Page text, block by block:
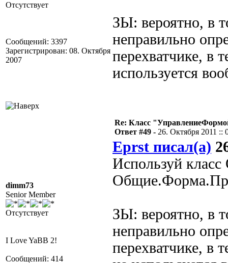
Отсутствует
Сообщений: 3397
Зарегистрирован: 08. Октября
2007
ЗЫ: вероятно, в
неправильно
перехватчике, в
используется
dimm73
Senior Member
Отсутствует
I Love YaBB 2!
Сообщений: 414
Re: Класс
Ответ #49 - 26. Октября 2011 ::
Eprst писал(а)
Используй
ЗЫ: вероятно, в
неправильно
перехватчике, в